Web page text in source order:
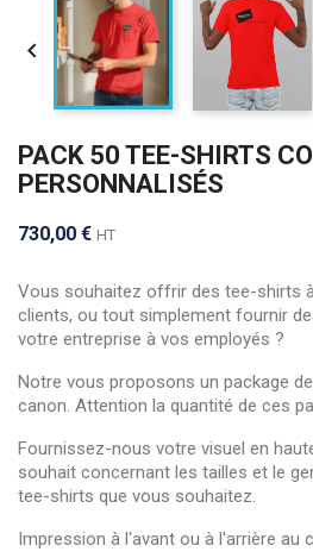

PACK 50 TEE-SHIRTS
PERSONNALISÉS
730,00 € HT
Vous souhaitez offrir des tee-shirts
clients, ou tout simplement fournir
votre entreprise à vos employés ?
Notre vous proposons un package
canon. Attention la quantité de ces
Fournissez-nous votre visuel en
souhait concernant les tailles et le
tee-shirts que vous souhaitez.
Impression à l'avant ou à l'arrière au